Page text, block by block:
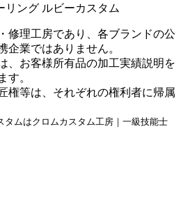
リング ルビーカスタム
修理工房であり、各ブランドの公
企業ではありません。
、お客様所有品の加工実績説明を
す。
権等は、それぞれの権利者に帰属
ムはクロムカスタム工房｜一級技能士